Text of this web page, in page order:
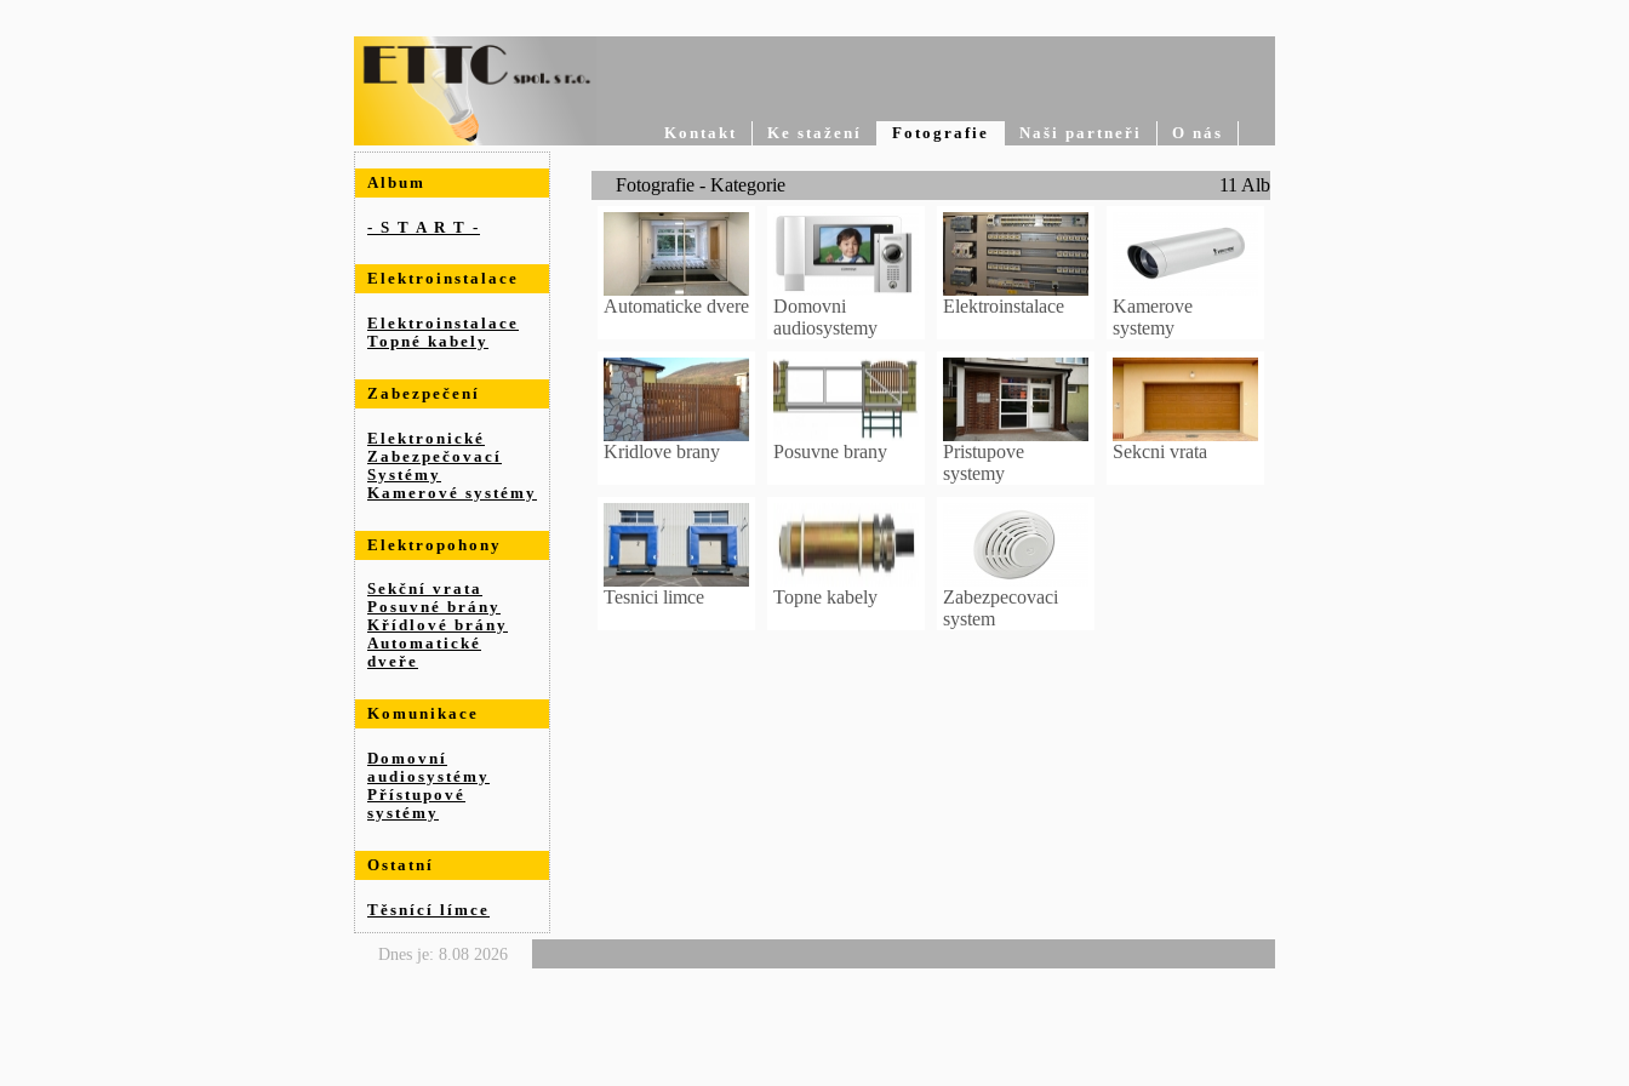
O nás
Naši partneři
Fotografie
Ke stažení
Kontakt
Album
- S T A R T -
Elektroinstalace
Elektroinstalace
Topné kabely
Zabezpečení
Elektronické
Zabezpečovací
Systémy
Kamerové systémy
Elektropohony
Sekční vrata
Posuvné brány
Křídlové brány
Automatické
dveře
Komunikace
Domovní
audiosystémy
Přístupové
systémy
Ostatní
Těsnící límce
Fotografie - Kategorie 11 Alb
Automaticke dvere
Domovni
audiosystemy
Elektroinstalace
Kamerove
systemy
Kridlove brany Posuvne brany
Pristupove
systemy
Sekcni vrata
Tesnici limce Topne kabely
Zabezpecovaci
system
Dnes je: 8.08 2026